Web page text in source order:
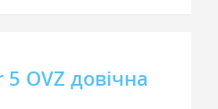
OVZ довічна